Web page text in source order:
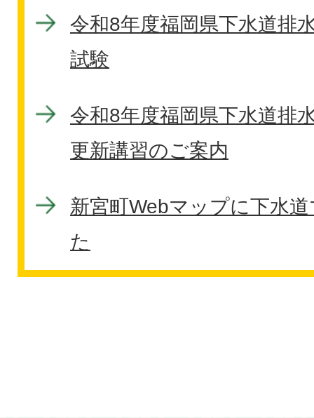
令和8年度福岡県下水道排
試験
令和8年度福岡県下水道排
更新講習のご案内
新宮町Webマップに下水
た